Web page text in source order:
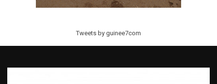
Tweets by guinee7com